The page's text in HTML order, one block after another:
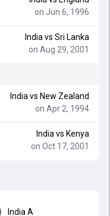
on Jun 6, 1996
India vs Sri Lanka
on Aug 29, 2001
India vs New Zealand
on Apr 2, 1994
India vs Kenya
on Oct 17, 2001
India A